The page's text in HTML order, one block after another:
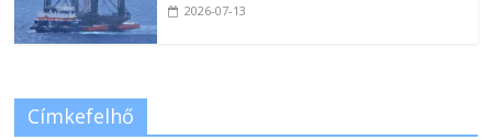
2026-07-13
Címkefelhő